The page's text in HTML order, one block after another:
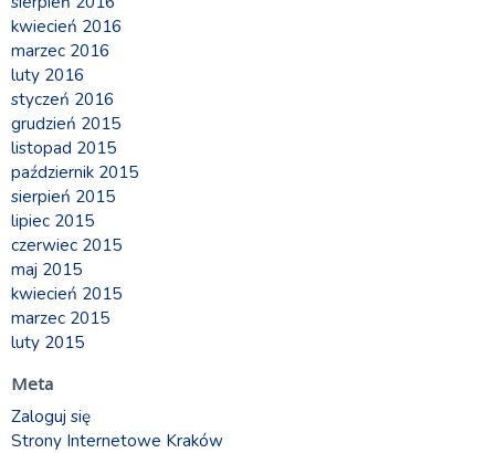
kwiecień 2016
marzec 2016
luty 2016
styczeń 2016
grudzień 2015
listopad 2015
październik 2015
sierpień 2015
lipiec 2015
czerwiec 2015
maj 2015
kwiecień 2015
marzec 2015
luty 2015
Meta
Zaloguj się
Strony Internetowe Kraków